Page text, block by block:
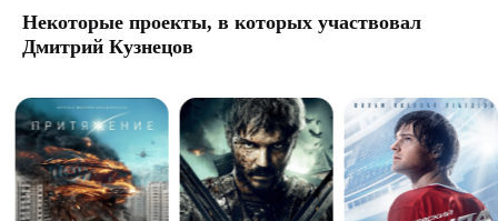
Некоторые проекты, в которых участвовал
Дмитрий Кузнецов
для кино, рекламы и CG-проектов.
Программа сочетает развитие
создавать выразительные
и профессионально выстроенные
кадры. По итогам обучения
вы соберёте портфолио и сможете
претендовать на роль Junior
Compositing Artist.